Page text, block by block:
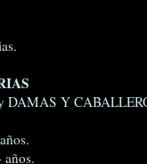
DAMAS Y